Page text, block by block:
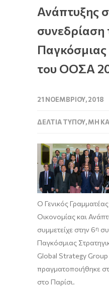
Ανάπτυξης
Παγκόσμιας
του ΟΟΣΑ
21 ΝΟΕΜΒΡΊΟΥ, 2018
ΔΕΛΤΊΑ ΤΎΠΟΥ,ΜΗ
Ο Γενικός
Οικονομίας και
συμμετείχε στην 6η
Παγκόσμιας
Global Strategy
πραγματοποιήθηκε
στο Παρίσι.